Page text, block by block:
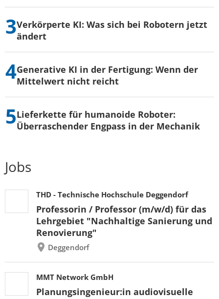
Verkörperte KI: Was sich bei Robotern jetzt
ändert
Generative KI in der Fertigung: Wenn der
Mittelwert nicht reicht
Lieferkette für humanoide Roboter:
Überraschender Engpass in der Mechanik
Jobs
THD - Technische Hochschule Deggendorf
Professorin / Professor (m/w/d) für das
Lehrgebiet "Nachhaltige Sanierung und
Renovierung"
Deggendorf
MMT Network GmbH
Planungsingenieur:in audiovisuelle